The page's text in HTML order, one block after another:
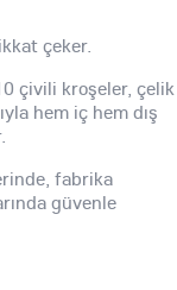
çeker.
çivili kroşeler, çelik
hem iç hem dış
fabrika
güvenle